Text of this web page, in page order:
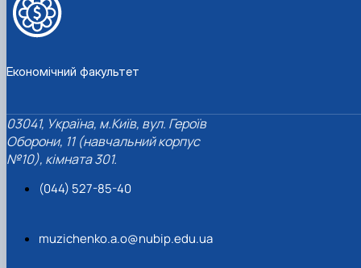
Економічний факультет
03041, Україна, м.Київ, вул. Героїв
Оборони, 11 (навчальний корпус
№10), кімната 301.
(044) 527-85-40
muzichenko.a.o@nubip.edu.ua